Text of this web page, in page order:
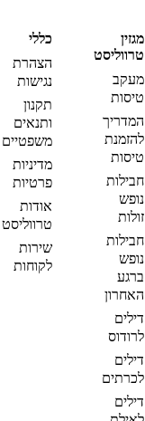
מגזין
טרווליסט
מעקב
טיסות
המדריך
להזמנת
טיסות
חבילות
נופש
זולות
חבילות
נופש
ברגע
האחרון
דילים
לרודוס
דילים
לכרתים
דילים
כללי
הצהרת
נגישות
תקנון
ותנאים
משפטיים
מדיניות
פרטיות
אודות
טרווליסט
שירות
לקוחות